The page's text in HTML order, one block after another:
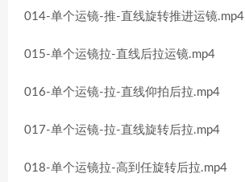
014-单个运镜-推-直线旋转推进运镜.mp4
015-单个运镜拉-直线后拉运镜.mp4
016-单个运镜-拉-直线仰拍后拉.mp4
017-单个运镜-拉-直线旋转后拉.mp4
018-单个运镜拉-高到任旋转后拉.mp4